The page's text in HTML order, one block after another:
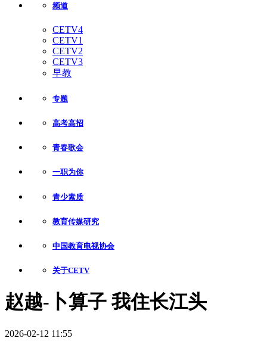
频道
CETV4
CETV1
CETV2
CETV3
早教
专题
高考高招
青春歌会
一职为你
青少素质
教育传媒研究
中国教育电视协会
关于CETV
赵越-卜算子 我住长江头
2026-02-12 11:55